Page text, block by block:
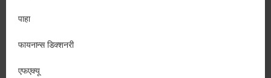
पाहा
फायनान्स डिक्शनरी
एफएक्यू